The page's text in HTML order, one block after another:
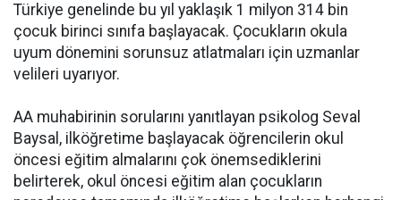
Türkiye genelinde bu yıl yaklaşık 1 milyon 314 bin
çocuk birinci sınıfa başlayacak. Çocukların okula
uyum dönemini sorunsuz atlatmaları için uzmanlar
velileri uyarıyor.
AA muhabirinin sorularını yanıtlayan psikolog Seval
Baysal, ilköğretime başlayacak öğrencilerin okul
öncesi eğitim almalarını çok önemsediklerini
belirterek, okul öncesi eğitim alan çocukların